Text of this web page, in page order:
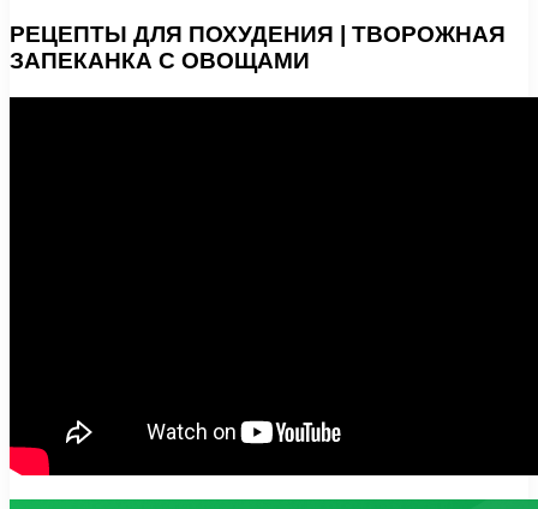
РЕЦЕПТЫ ДЛЯ ПОХУДЕНИЯ | ТВОРОЖНАЯ
ЗАПЕКАНКА С ОВОЩАМИ